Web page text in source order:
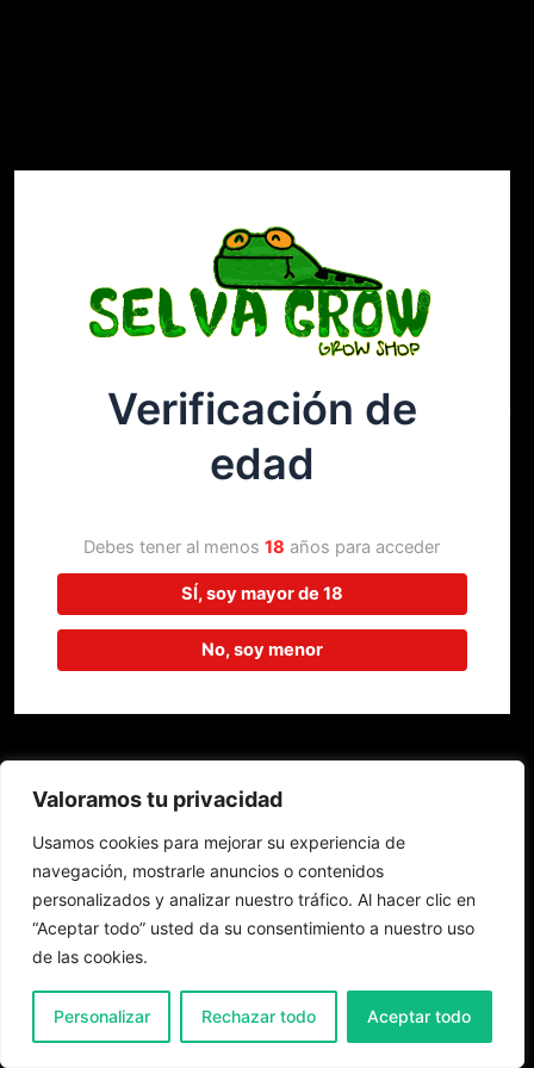
Valoramos tu privacidad
Usamos cookies para mejorar su experiencia de
navegación, mostrarle anuncios o contenidos
personalizados y analizar nuestro tráfico. Al hacer clic en
“Aceptar todo” usted da su consentimiento a nuestro uso
de las cookies.
Personalizar Rechazar todo Aceptar todo
¡Disculpa este desastre! Estamos
trabajando en algo increíble,
¡vuelve pronto!
Verificación de
edad
Debes tener al menos18 años para acceder
SÍ, soy mayor de 18
No, soy menor